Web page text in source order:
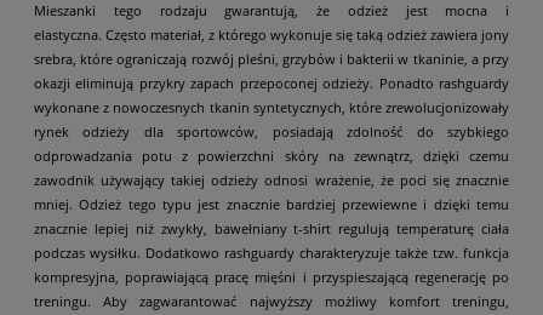
Mieszanki tego rodzaju gwarantują, że odzież jest mocna i
elastyczna. Często materiał, z którego wykonuje się taką odzież zawiera jony
srebra, które ograniczają rozwój pleśni, grzybów i bakterii w tkaninie, a przy
okazji eliminują przykry zapach przepoconej odzieży. Ponadto rashguardy
wykonane z nowoczesnych tkanin syntetycznych, które zrewolucjonizowały
rynek odzieży dla sportowców, posiadają zdolność do szybkiego
odprowadzania potu z powierzchni skóry na zewnątrz, dzięki czemu
zawodnik używający takiej odzieży odnosi wrażenie, że poci się znacznie
mniej. Odzież tego typu jest znacznie bardziej przewiewne i dzięki temu
znacznie lepiej niż zwykły, bawełniany t-shirt regulują temperaturę ciała
podczas wysiłku. Dodatkowo rashguardy charakteryzuje także tzw. funkcja
kompresyjna, poprawiającą pracę mięśni i przyspieszającą regenerację po
treningu. Aby zagwarantować najwyższy możliwy komfort treningu,